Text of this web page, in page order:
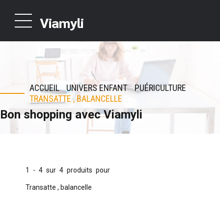
Viamyli
ACCUEIL UNIVERS ENFANT
PUÉRICULTURE
TRANSATTE , BALANCELLE
Bon shopping avec Viamyli
1 - 4 sur 4 produits pour
Transatte , balancelle